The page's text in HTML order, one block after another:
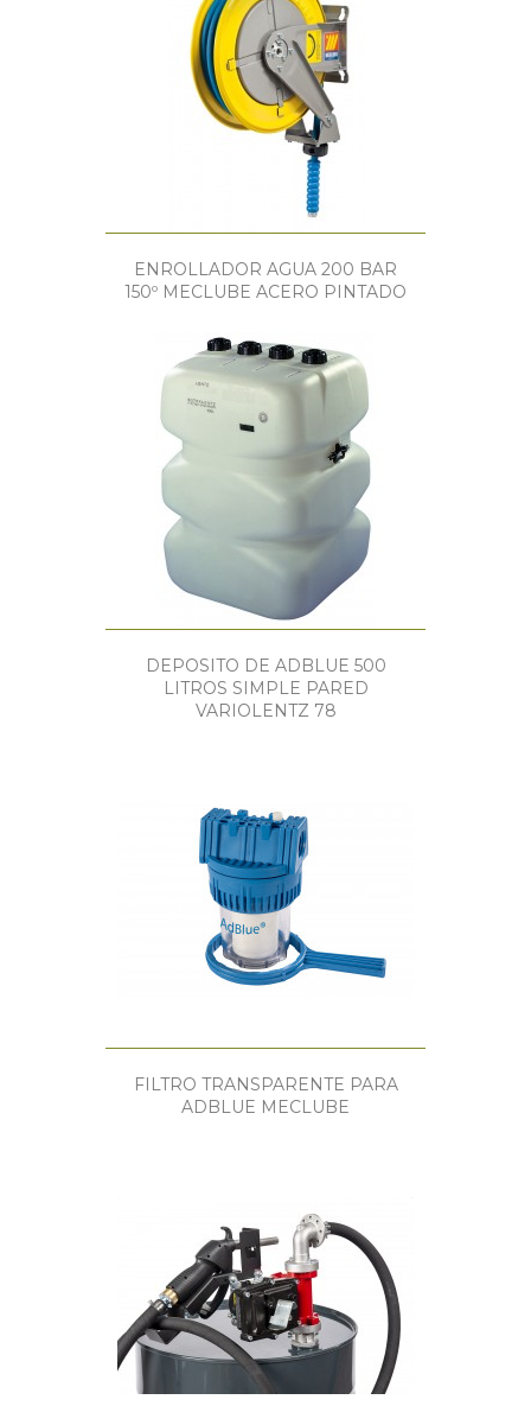
ENROLLADOR AGUA 200 BAR
150º MECLUBE ACERO PINTADO
DEPOSITO DE ADBLUE 500
LITROS SIMPLE PARED
VARIOLENTZ 78
FILTRO TRANSPARENTE PARA
ADBLUE MECLUBE